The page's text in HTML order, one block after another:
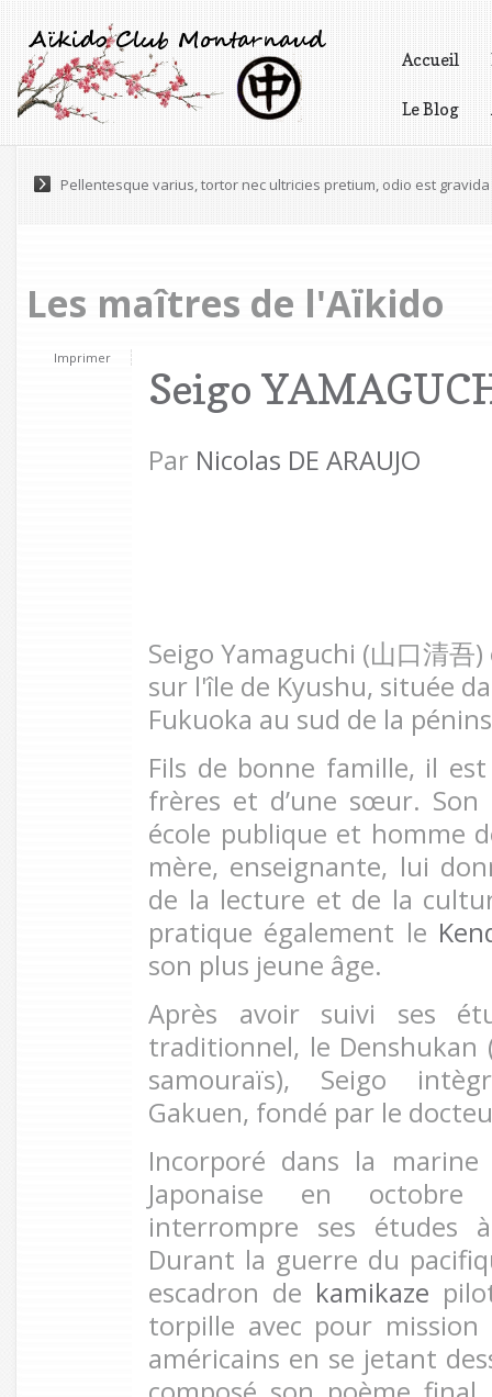
Accueil
Le Blog
Lorem ipsum dolor sit amet, consectetur adipiscing elit.
Les maîtres de l'Aïkido
Imprimer
Seigo
Par Nicolas DE ARAUJO
Seigo Yamaguchi (山口清吾)
sur l'île de Kyushu, située
Fukuoka au sud de la
Fils de bonne famille, il
frères et d’une sœur.
école publique et homme
mère, enseignante, lui
de la lecture et de la
pratique également le
son plus jeune âge.
Après avoir suivi ses
traditionnel, le
samouraïs), Seigo
Gakuen, fondé par le
Incorporé dans la marine
Japonaise en
interrompre ses études
Durant la guerre du
escadron de kamikaze
torpille avec pour
américains en se jetant